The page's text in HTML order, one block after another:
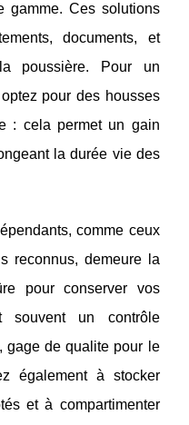
gamme. Ces solutions
documents, et
poussière. Pour un
pour des housses
: cela permet un gain
la durée vie des
comme ceux
reconnus, demeure la
pour conserver vos
souvent un contrôle
gage de qualite pour le
également à stocker
et à compartimenter